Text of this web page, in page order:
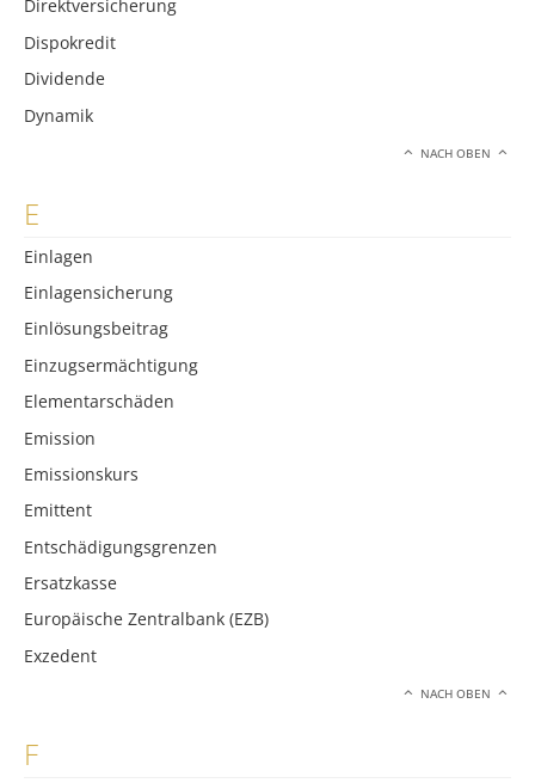
Direktversicherung
Dispokredit
Dividende
Dynamik
NACH OBEN
E
Einlagen
Einlagensicherung
Einlösungsbeitrag
Einzugsermächtigung
Elementarschäden
Emission
Emissionskurs
Emittent
Entschädigungsgrenzen
Ersatzkasse
Europäische Zentralbank (EZB)
Exzedent
NACH OBEN
F